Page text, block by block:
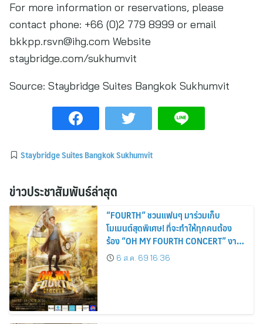
For more information or reservations, please
contact phone: +66 (0)2 779 8999 or email
bkkpp.rsvn@ihg.com Website
staybridge.com/sukhumvit
Source: Staybridge Suites Bangkok Sukhumvit
Staybridge Suites Bangkok Sukhumvit
ข่าวประชาสัมพันธ์ล่าสุด
“FOURTH” ชวนแฟนๆ มาร่วมเก็บ
โมเมนต์สุดพิเศษ! ที่จะทำให้ทุกคนต้อง
ร้อง “OH MY FOURTH CONCERT” งาน
คอนเสิร์ตเดี่ยวครั้งยิ่งใหญ่สุดมหัศจรรย์ 3
วัน 16-17-18 ตุลาคมนี้ ปักหมุดกดบัตร 16
6 ส.ค. 69 16:36